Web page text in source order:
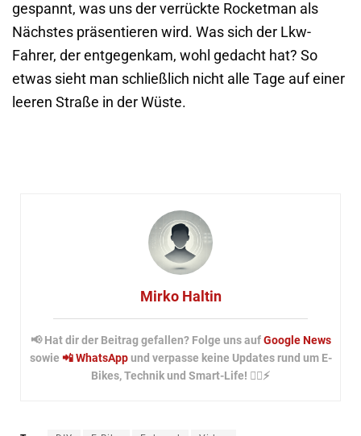
gespannt, was uns der verrückte Rocketman als
Nächstes präsentieren wird. Was sich der Lkw-
Fahrer, der entgegenkam, wohl gedacht hat? So
etwas sieht man schließlich nicht alle Tage auf einer
leeren Straße in der Wüste.
Mirko Haltin
📢 Hat dir der Beitrag gefallen? Folge uns aufGoogle News
sowie 📲 WhatsAppund verpasse keine Updates rund um E-
Bikes, Technik und Smart-Life! 🚴‍♂️⚡